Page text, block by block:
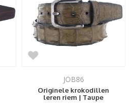
JOB86
Originele krokodillen
leren riem | Taupe